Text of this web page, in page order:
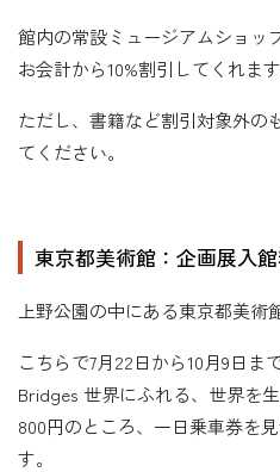
館内の常設ミュージアムショッ
お会計から10%割引してくれます
ただし、書籍など割引対象外の
てください。
東京都美術館：企画展入
上野公園の中にある東京都美術館
こちらで7月22日から10月9日ま
Bridges 世界にふれる、世界を
800円のところ、一日乗車券を
す。